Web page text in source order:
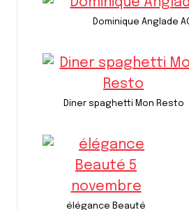
Dominique Anglade
Diner spaghetti Mon Resto
élégance Beauté